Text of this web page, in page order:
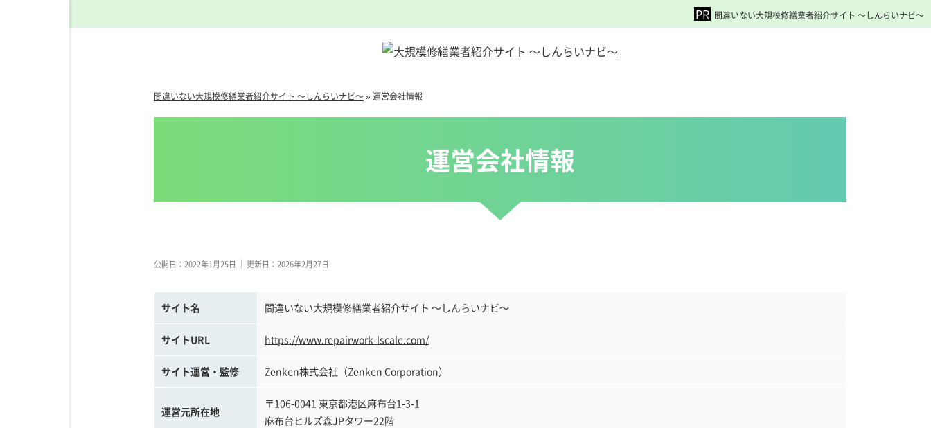
間違いない大規模修繕業者紹介サイト ～しんらいナビ～
間違いない大規模修繕業者紹介サイト ～しんらいナビ～»運営会社情報
運営会社情報
公開日：2022年1月25日 ｜ 更新日：2026年2月27日
サイト名 間違いない大規模修繕業者紹介サイト ～しんらいナビ～
サイトURL https://www.repairwork-lscale.com/
サイト運営・監修 Zenken株式会社（Zenken Corporation）
運営元所在地
〒106-0041 東京都港区麻布台1-3-1
麻布台ヒルズ森JPタワー22階